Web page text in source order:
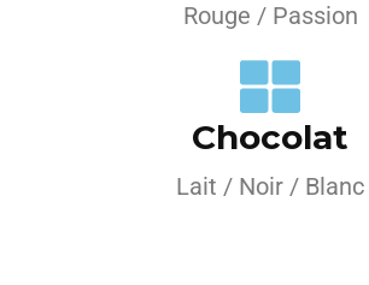
Rouge / Passion
Chocolat
Lait / Noir / Blanc